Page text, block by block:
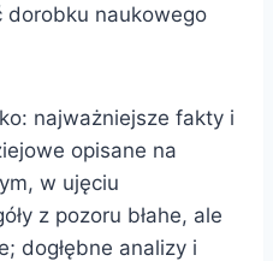
dorobku naukowego
najważniejsze fakty i
opisane na
w ujęciu
z pozoru błahe, ale
dogłębne analizy i